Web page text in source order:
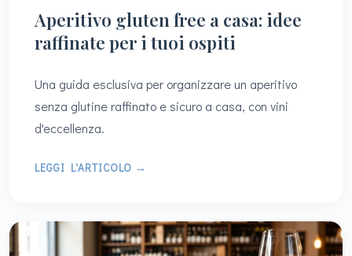
Aperitivo gluten free a casa: idee
raffinate per i tuoi ospiti
Una guida esclusiva per organizzare un aperitivo
senza glutine raffinato e sicuro a casa, con vini
d'eccellenza.
LEGGI L'ARTICOLO →